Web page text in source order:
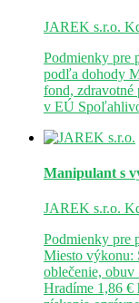
JAREK s.r.o.
Podmienky pre
podľa dohody
fond, zdravotné
v EÚ
Manipulant s
JAREK s.r.o.
Podmienky pre
Miesto výkonu:
oblečenie, obuv
Hradíme 1,86 €